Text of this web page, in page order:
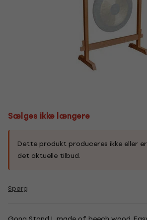
Sælges ikke længere
Dette produkt produceres ikke eller
det aktuelle tilbud.
Spørg